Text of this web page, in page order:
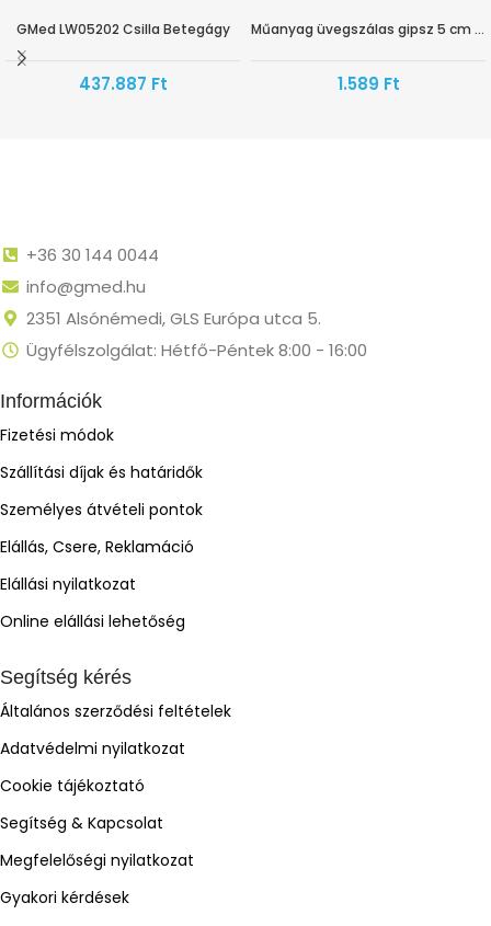
GMed LW05202 Csilla Betegágy
437.887 Ft
Műanyag üvegszálas gipsz 5 cm x 3,6 m GMed
1.589 Ft
+36 30 144 0044
info@gmed.hu
2351 Alsónémedi, GLS Európa utca 5.
Ügyfélszolgálat: Hétfő-Péntek 8:00 - 16:00
Információk
Fizetési módok
Szállítási díjak és határidők
Személyes átvételi pontok
Elállás, Csere, Reklamáció
Elállási nyilatkozat
Online elállási lehetőség
Segítség kérés
Általános szerződési feltételek
Adatvédelmi nyilatkozat
Cookie tájékoztató
Segítség & Kapcsolat
Megfelelőségi nyilatkozat
Gyakori kérdések